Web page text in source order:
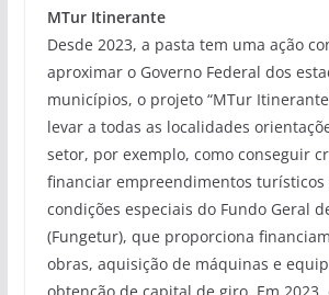
MTur Itinerante
Desde 2023, a pasta tem uma ação
aproximar o Governo Federal dos
municípios, o projeto “MTur
levar a todas as localidades
setor, por exemplo, como conseguir
financiar empreendimentos turísticos
condições especiais do Fundo Geral
(Fungetur), que proporciona
obras, aquisição de máquinas e